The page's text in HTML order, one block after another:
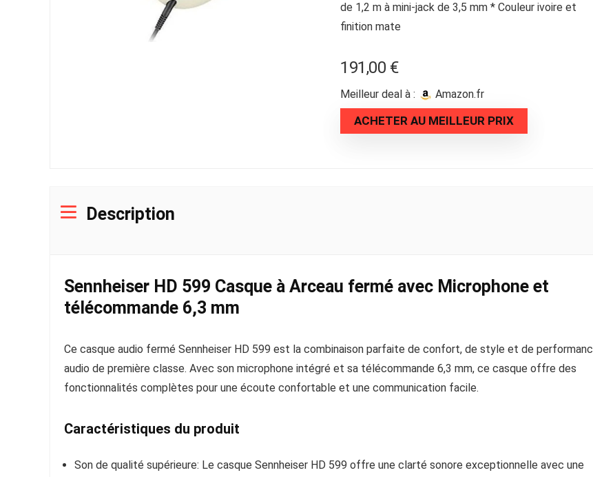
de 1,2 m à mini-jack de 3,5 mm * Couleur ivoire et
finition mate
191,00 €
Meilleur deal à : amazon.fr
ACHETER AU MEILLEUR PRIX
Description
Sennheiser HD 599 Casque à Arceau fermé avec Microphone et
télécommande 6,3 mm
Ce casque audio fermé Sennheiser HD 599 est la combinaison parfaite de confort, de style et de
audio de première classe. Avec son microphone intégré et sa télécommande 6,3 mm, ce casque offre des
fonctionnalités complètes pour une écoute confortable et une communication facile.
Caractéristiques du produit
Son de qualité supérieure: Le casque Sennheiser HD 599 offre une clarté sonore exceptionnelle avec une